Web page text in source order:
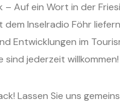
Auf ein Wort in der
Inselradio Föhr
Entwicklungen im
sind jederzeit willkommen!
Lassen Sie uns